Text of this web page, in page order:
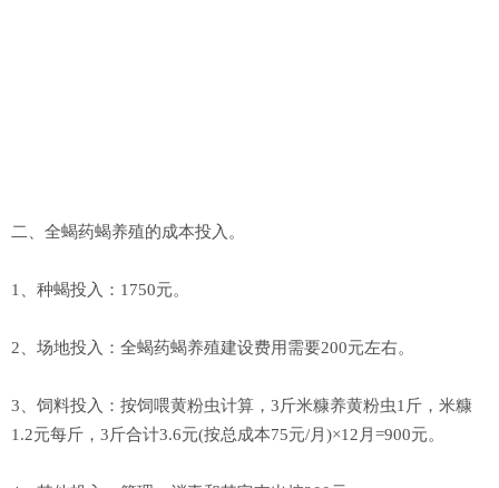
二、全蝎药蝎养殖的成本投入。
1、种蝎投入：1750元。
2、场地投入：全蝎药蝎养殖建设费用需要200元左右。
3、饲料投入：按饲喂黄粉虫计算，3斤米糠养黄粉虫1斤，米糠
1.2元每斤，3斤合计3.6元(按总成本75元/月)×12月=900元。